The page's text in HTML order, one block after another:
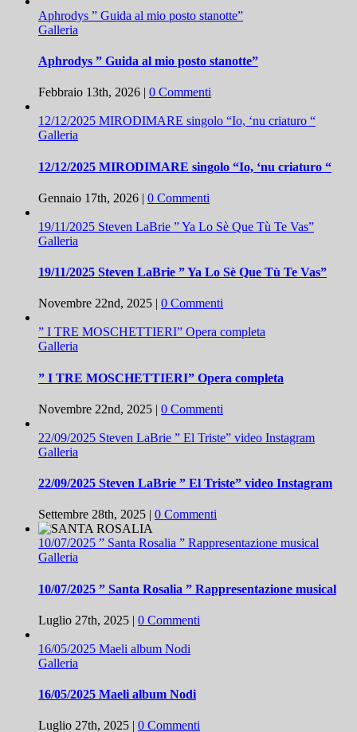
Aphrodys ” Guida al mio posto stanotte”
Galleria
Aphrodys ” Guida al mio posto stanotte”
Febbraio 13th, 2026 | 0 Commenti
12/12/2025 MIRODIMARE singolo “Io, ‘nu criaturo “
Galleria
12/12/2025 MIRODIMARE singolo “Io, ‘nu criaturo “
Gennaio 17th, 2026 | 0 Commenti
19/11/2025 Steven LaBrie ” Ya Lo Sè Que Tù Te Vas”
Galleria
19/11/2025 Steven LaBrie ” Ya Lo Sè Que Tù Te Vas”
Novembre 22nd, 2025 | 0 Commenti
” I TRE MOSCHETTIERI” Opera completa
Galleria
” I TRE MOSCHETTIERI” Opera completa
Novembre 22nd, 2025 | 0 Commenti
22/09/2025 Steven LaBrie ” El Triste” video Instagram
Galleria
22/09/2025 Steven LaBrie ” El Triste” video Instagram
Settembre 28th, 2025 | 0 Commenti
10/07/2025 ” Santa Rosalia ” Rappresentazione musical
Galleria
10/07/2025 ” Santa Rosalia ” Rappresentazione musical
Luglio 27th, 2025 | 0 Commenti
16/05/2025 Maeli album Nodi
Galleria
16/05/2025 Maeli album Nodi
Luglio 27th, 2025 | 0 Commenti